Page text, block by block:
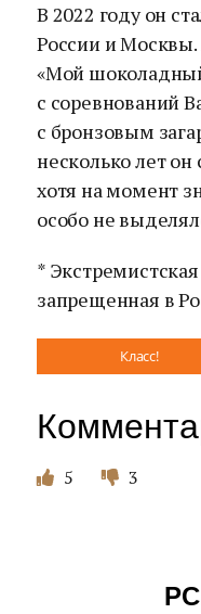
В 2022 году он
России и Москвы.
«Мой
с соревнований
с бронзовым
несколько лет
хотя на момент
особо не
*
запрещенная в
Класс!
5 3